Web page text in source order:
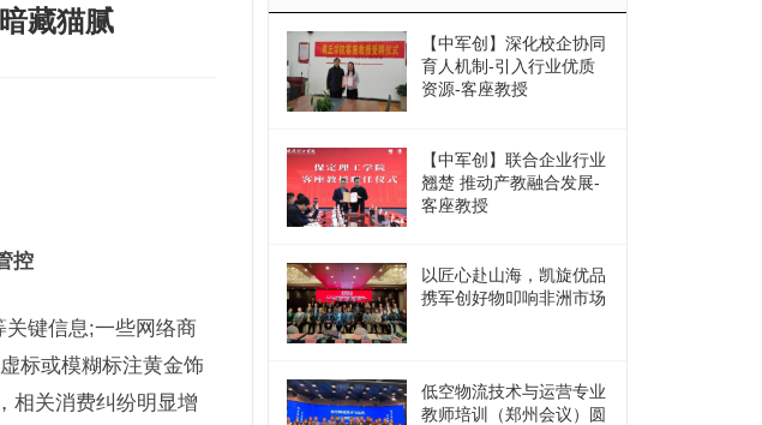
藏猫腻
控
关键信息;一些网络商
标或模糊标注黄金饰
相关消费纠纷明显增
【中军创】深化校企协同
育人机制-引入行业优质
资源-客座教授
【中军创】联合企业行业
翘楚 推动产教融合发展-
客座教授
以匠心赴山海，凯旋优品
携军创好物叩响非洲市场
低空物流技术与运营专业
教师培训（郑州会议）圆